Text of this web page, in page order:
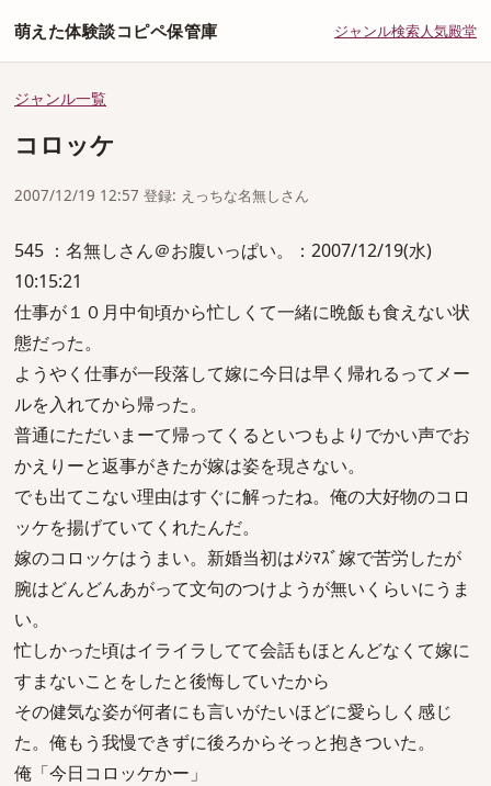
萌えた体験談コピペ保管庫 ジャンル検索人気殿堂
ジャンル一覧
コロッケ
2007/12/19 12:57 登録: えっちな名無しさん
545 ：名無しさん＠お腹いっぱい。：2007/12/19(水)
10:15:21
仕事が１０月中旬頃から忙しくて一緒に晩飯も食えない状
態だった。
ようやく仕事が一段落して嫁に今日は早く帰れるってメー
ルを入れてから帰った。
普通にただいまーて帰ってくるといつもよりでかい声でお
かえりーと返事がきたが嫁は姿を現さない。
でも出てこない理由はすぐに解ったね。俺の大好物のコロ
ッケを揚げていてくれたんだ。
嫁のコロッケはうまい。新婚当初はﾒｼﾏｽﾞ嫁で苦労したが
腕はどんどんあがって文句のつけようが無いくらいにうま
い。
忙しかった頃はイライラしてて会話もほとんどなくて嫁に
すまないことをしたと後悔していたから
その健気な姿が何者にも言いがたいほどに愛らしく感じ
た。俺もう我慢できずに後ろからそっと抱きついた。
俺「今日コロッケかー」